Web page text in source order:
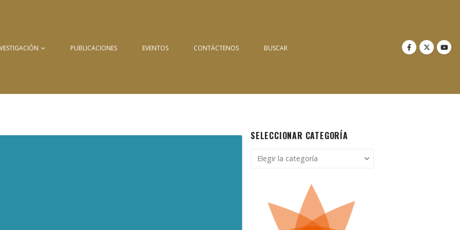
PUBLICACIONES EVENTOS CONTÁCTENOS BUSCAR
SELECCIONAR CATEGORÍA
Seleccionar
categoría